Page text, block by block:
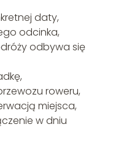
daty,
odcinka,
odbywa się
roweru,
miejsca,
w dniu